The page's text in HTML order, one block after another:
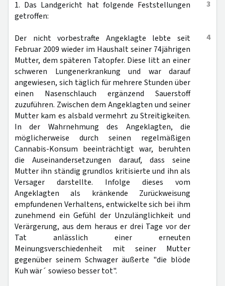
3
1. Das Landgericht hat folgende Feststellungen
getroffen:
4
Der nicht vorbestrafte Angeklagte lebte seit
Februar 2009 wieder im Haushalt seiner 74jährigen
Mutter, dem späteren Tatopfer. Diese litt an einer
schweren Lungenerkrankung und war darauf
angewiesen, sich täglich für mehrere Stunden über
einen Nasenschlauch ergänzend Sauerstoff
zuzuführen. Zwischen dem Angeklagten und seiner
Mutter kam es alsbald vermehrt zu Streitigkeiten.
In der Wahrnehmung des Angeklagten, die
möglicherweise durch seinen regelmäßigen
Cannabis-Konsum beeinträchtigt war, beruhten
die Auseinandersetzungen darauf, dass seine
Mutter ihn ständig grundlos kritisierte und ihn als
Versager darstellte. Infolge dieses vom
Angeklagten als kränkende Zurückweisung
empfundenen Verhaltens, entwickelte sich bei ihm
zunehmend ein Gefühl der Unzulänglichkeit und
Verärgerung, aus dem heraus er drei Tage vor der
Tat anlässlich einer erneuten
Meinungsverschiedenheit mit seiner Mutter
gegenüber seinem Schwager äußerte "die blöde
Kuh wär´ sowieso besser tot".